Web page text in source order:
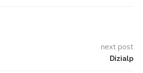
next post
Dizialp